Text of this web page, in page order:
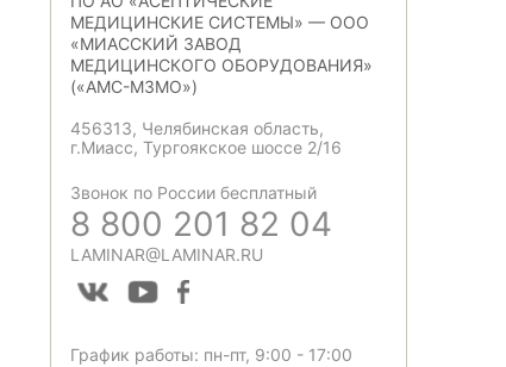
МЕДИЦИНСКИЕ СИСТЕМЫ» — ООО
«МИАССКИЙ ЗАВОД
МЕДИЦИНСКОГО ОБОРУДОВАНИЯ»
(«АМС-МЗМО»)
456313, Челябинская область,
г.Миасс, Тургоякское шоссе 2/16
Звонок по России бесплатный
8 800 201 82 04
LAMINAR@LAMINAR.RU
График работы: пн-пт, 9:00 - 17:00